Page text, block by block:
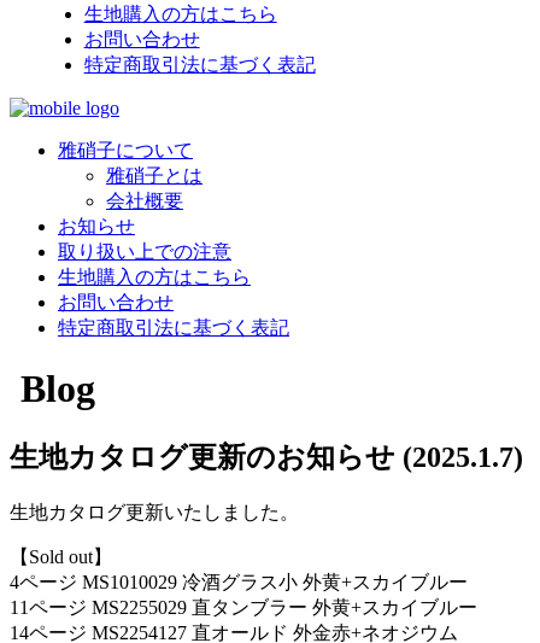
生地購入の方はこちら
お問い合わせ
特定商取引法に基づく表記
雅硝子について
雅硝子とは
会社概要
お知らせ
取り扱い上での注意
生地購入の方はこちら
お問い合わせ
特定商取引法に基づく表記
Blog
生地カタログ更新のお知らせ (2025.1.7)
生地カタログ更新いたしました。
【Sold out】
4ページ MS1010029 冷酒グラス小 外黄+スカイブルー
11ページ MS2255029 直タンブラー 外黄+スカイブルー
14ページ MS2254127 直オールド 外金赤+ネオジウム